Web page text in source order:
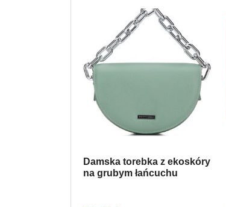
Damska torebka z ekoskóry
na grubym łańcuchu